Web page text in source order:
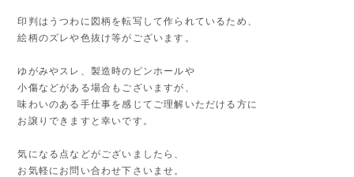
印判はうつわに図柄を転写して作られているため、
絵柄のズレや色抜け等がございます。
ゆがみやスレ、製造時のピンホールや
小傷などがある場合もございますが、
味わいのある手仕事を感じてご理解いただける方に
お譲りできますと幸いです。
気になる点などがございましたら、
お気軽にお問い合わせ下さいませ。